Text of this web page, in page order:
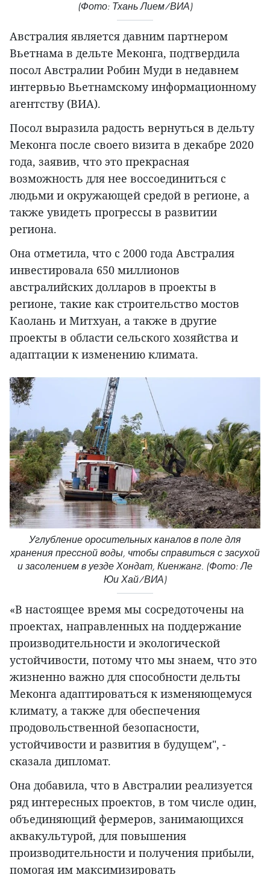
(Фото: Тхань Лием/ВИА)
Австралия является давним партнером
Вьетнама в дельте Меконга, подтвердила
посол Австралии Робин Муди в недавнем
интервью Вьетнамскому информационному
агентству (ВИА).
Посол выразила радость вернуться в дельту
Меконга после своего визита в декабре 2020
года, заявив, что это прекрасная
возможность для нее воссоединиться с
людьми и окружающей средой в регионе, а
также увидеть прогрессы в развитии
региона.
Она отметила, что с 2000 года Австралия
инвестировала 650 миллионов
австралийских долларов в проекты в
регионе, такие как строительство мостов
Каолань и Митхуан, а также в другие
проекты в области сельского хозяйства и
адаптации к изменению климата.
Углубление оросительных каналов в поле для
хранения прессной воды, чтобы справиться с засухой
и засолением в уезде Хондат, Киенжанг. (Фото: Ле
Юи Хай/ВИА)
«В настоящее время мы сосредоточены на
проектах, направленных на поддержание
производительности и экологической
устойчивости, потому что мы знаем, что это
жизненно важно для способности дельты
Меконга адаптироваться к изменяющемуся
климату, а также для обеспечения
продовольственной безопасности,
устойчивости и развития в будущем", -
сказала дипломат.
Она добавила, что в Австралии реализуется
ряд интересных проектов, в том числе один,
объединяющий фермеров, занимающихся
аквакультурой, для повышения
производительности и получения прибыли,
помогая им максимизировать